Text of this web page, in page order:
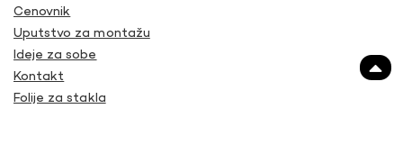
Cenovnik
Uputstvo za montažu
Ideje za sobe
Kontakt
Folije za stakla